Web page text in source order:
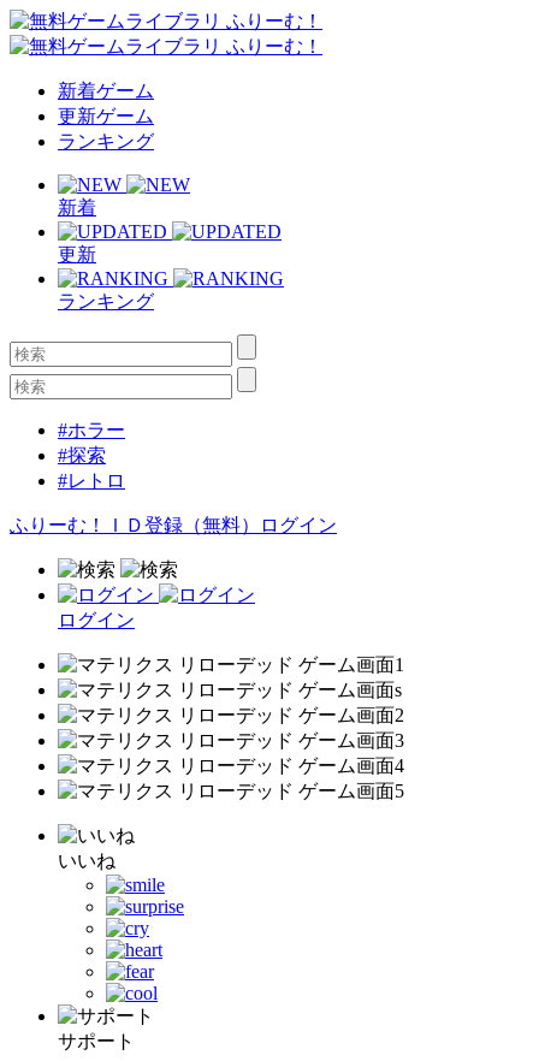
新着ゲーム
更新ゲーム
ランキング
新着
更新
ランキング
#ホラー
#探索
#レトロ
ふりーむ！ＩＤ登録（無料） ログイン
ログイン
いいね
サポート